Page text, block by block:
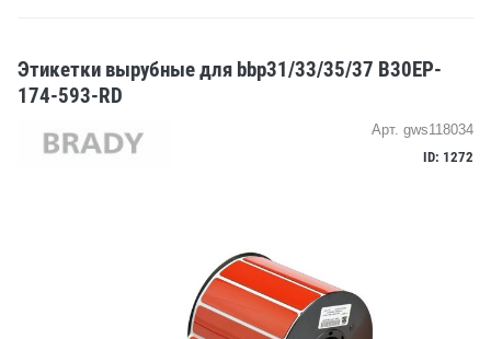
Этикетки вырубные для bbp31/33/35/37 B30EP-
174-593-RD
Арт. gws118034
ID: 1272